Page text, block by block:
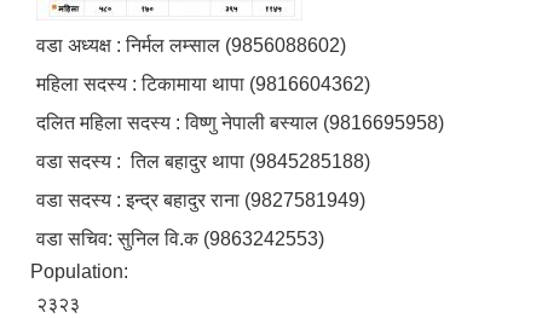
वडा अध्यक्ष : निर्मल लम्साल (9856088602)
महिला सदस्य : टिकामाया थापा (9816604362)
दलित महिला सदस्य : विष्णु नेपाली बस्याल (9816695958)
वडा सदस्य : तिल बहादुर थापा (9845285188)
वडा सदस्य : इन्द्र बहादुर राना (9827581949)
वडा सचिव: सुनिल वि.क (9863242553)
Population:
२३२३